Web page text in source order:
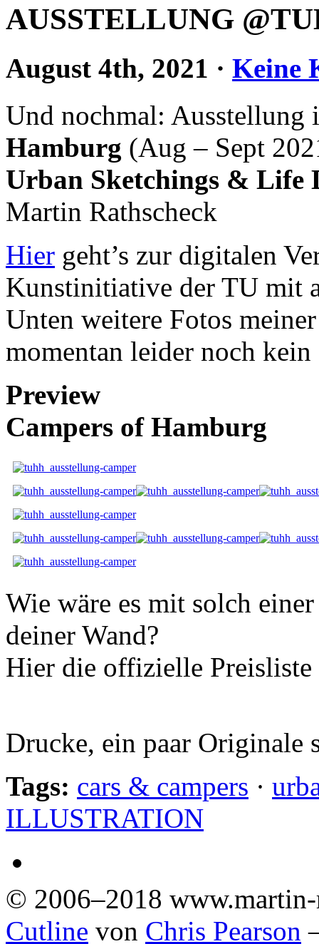
AUSSTELLUNG
August 4th, 2021 · Keine
Und nochmal: Ausstellung
Hamburg (Aug – Sept
Urban Sketchings & Life
Martin Rathscheck
Hier geht’s zur digitalen
Kunstinitiative der TU mit
Unten weitere Fotos
momentan leider noch
Preview
Campers of Hamburg
Wie wäre es mit solch
deiner Wand?
Hier die offizielle Preisliste
Drucke, ein paar Originale
Tags: cars & campers ·
ILLUSTRATION
© 2006–2018
Cutline von Chris Pearson